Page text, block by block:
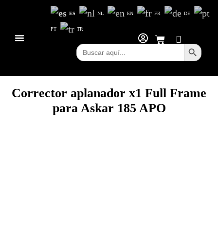
ES NL EN FR DE
PT TR
Buscar: Botón
Corrector aplanador x1 Full Frame
para Askar 185 APO